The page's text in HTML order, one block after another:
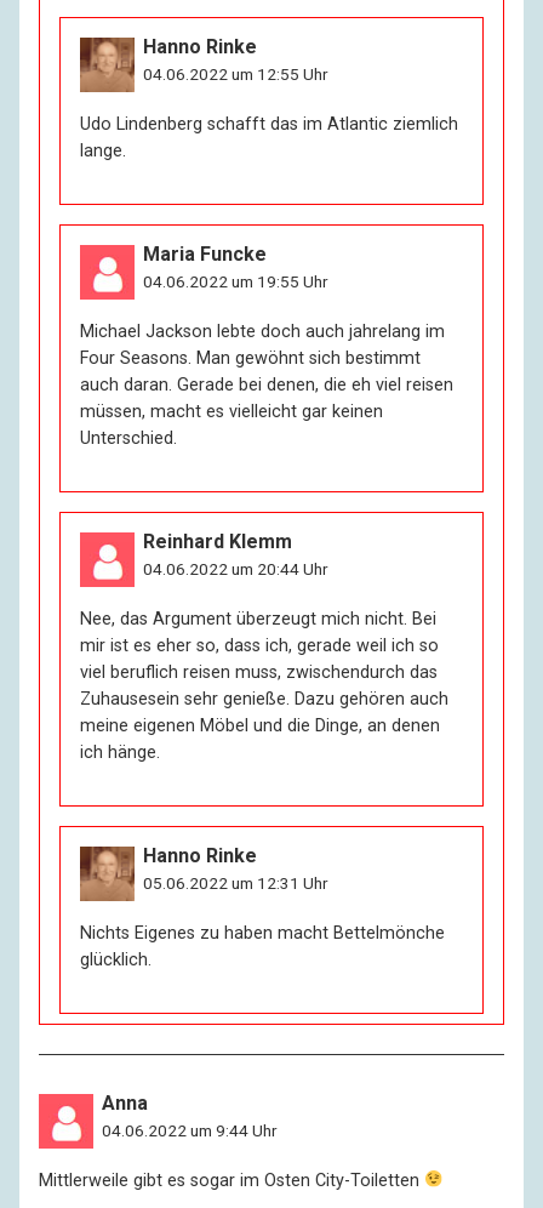
Hanno Rinke
04.06.2022 um 12:55 Uhr
Udo Lindenberg schafft das im Atlantic ziemlich
lange.
Maria Funcke
04.06.2022 um 19:55 Uhr
Michael Jackson lebte doch auch jahrelang im
Four Seasons. Man gewöhnt sich bestimmt
auch daran. Gerade bei denen, die eh viel reisen
müssen, macht es vielleicht gar keinen
Unterschied.
Reinhard Klemm
04.06.2022 um 20:44 Uhr
Nee, das Argument überzeugt mich nicht. Bei
mir ist es eher so, dass ich, gerade weil ich so
viel beruflich reisen muss, zwischendurch das
Zuhausesein sehr genieße. Dazu gehören auch
meine eigenen Möbel und die Dinge, an denen
ich hänge.
Hanno Rinke
05.06.2022 um 12:31 Uhr
Nichts Eigenes zu haben macht Bettelmönche
glücklich.
Anna
04.06.2022 um 9:44 Uhr
Mittlerweile gibt es sogar im Osten City-Toiletten